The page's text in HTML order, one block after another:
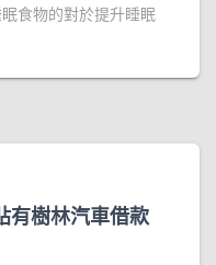
食物的對於提升睡眠
有樹林汽車借款